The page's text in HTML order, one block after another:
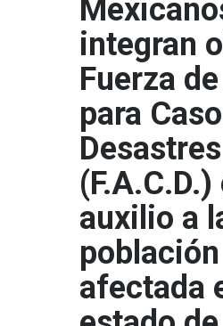
integran
Fuerza
para
Desastres
(F.A.C.D.)
auxilio a
población
afectada